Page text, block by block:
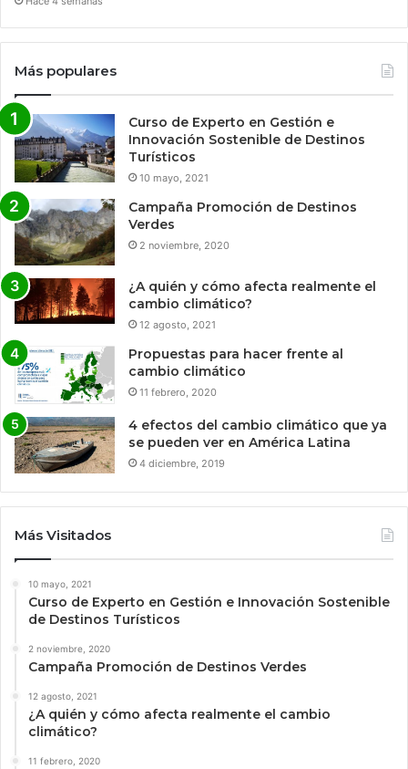
Más populares
Curso de Experto en Gestión e
Innovación Sostenible de Destinos
Turísticos
10 mayo, 2021
Campaña Promoción de Destinos
Verdes
2 noviembre, 2020
¿A quién y cómo afecta realmente el
cambio climático?
12 agosto, 2021
Propuestas para hacer frente al
cambio climático
11 febrero, 2020
4 efectos del cambio climático que ya
se pueden ver en América Latina
4 diciembre, 2019
Más Visitados
10 mayo, 2021
Curso de Experto en Gestión e Innovación Sostenible
de Destinos Turísticos
2 noviembre, 2020
Campaña Promoción de Destinos Verdes
12 agosto, 2021
¿A quién y cómo afecta realmente el cambio
climático?
11 febrero, 2020